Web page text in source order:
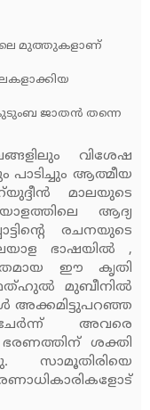
മുത്തുകളാണ്
ജാതന്‍ തന്നെ
വിശേഷ
ആത്മീയ
മാലയുടെ
ആദ്യ
രചനയുടെ
ഭാഷയില്‍ ,
ഈ കൃതി
ഫത്ഹുല്‍ മുബീനില്‍
അക്കമിട്ടുപറഞ്ഞ
അവരെ
ഭരണത്തിന് ശക്തി
സാമൂതിരിയെ